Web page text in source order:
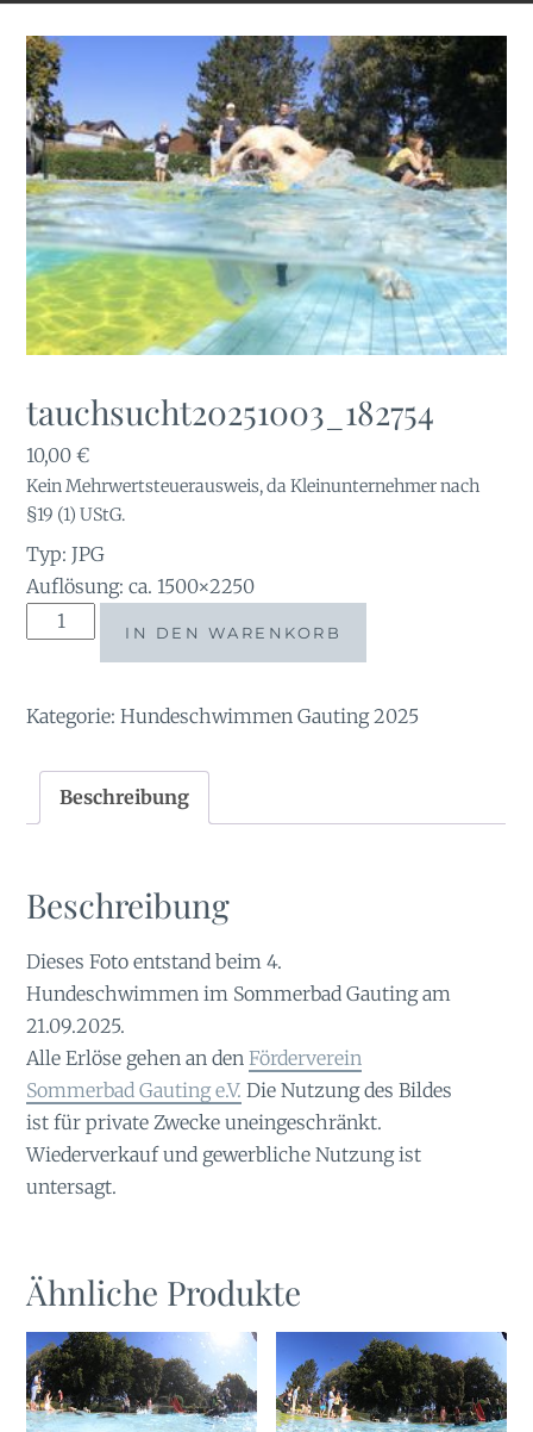
tauchsucht20251003_182754
10,00€
Kein Mehrwertsteuerausweis, da Kleinunternehmer nach
§19 (1) UStG.
Typ: JPG
Auflösung: ca. 1500×2250
tauchsucht20251003_182754
IN DEN WARENKORB
Kategorie:Hundeschwimmen Gauting 2025
Beschreibung
Beschreibung
Dieses Foto entstand beim 4.
Hundeschwimmen im Sommerbad Gauting am
21.09.2025.
Alle Erlöse gehen an denFörderverein
Sommerbad Gauting e.V. Die Nutzung des Bildes
ist für private Zwecke uneingeschränkt.
Wiederverkauf und gewerbliche Nutzung ist
untersagt.
Ähnliche Produkte